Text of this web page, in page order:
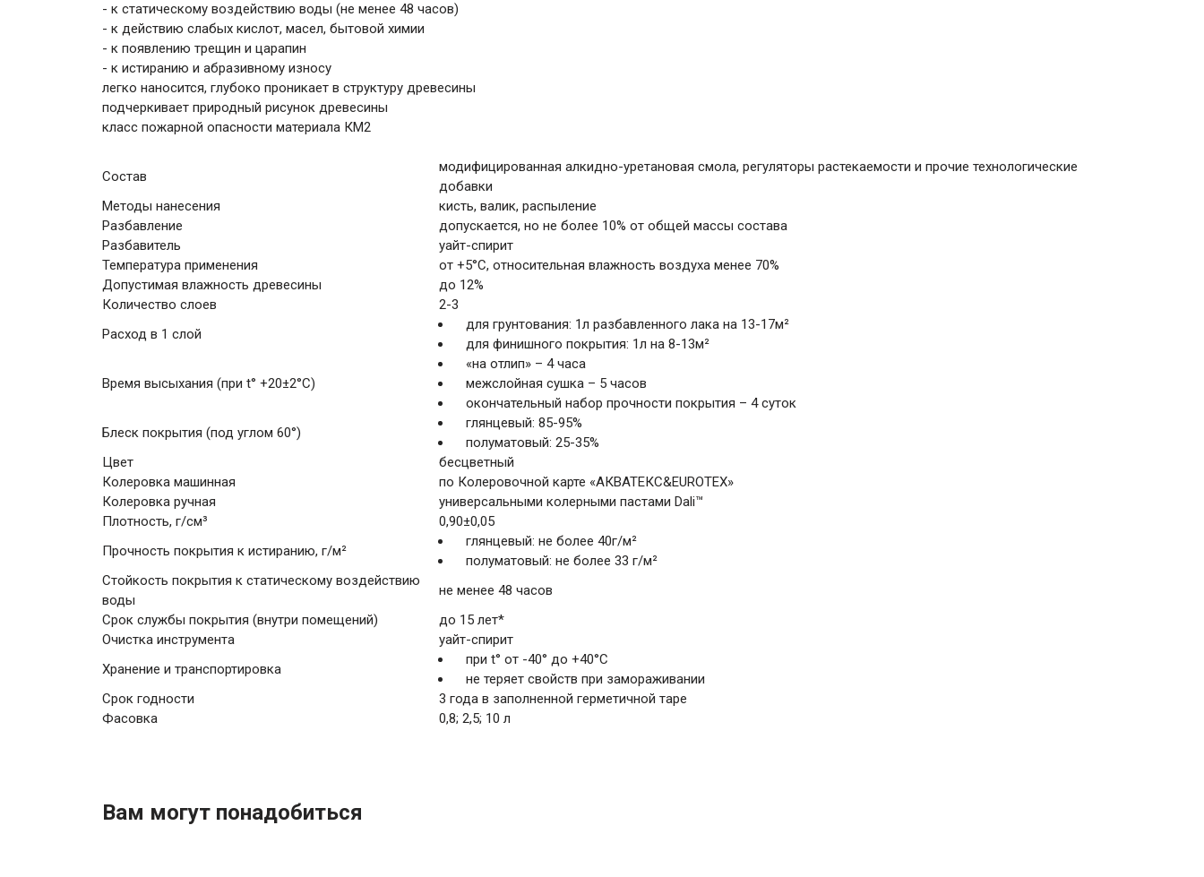
- к статическому воздействию воды (не менее 48 часов)
- к действию слабых кислот, масел, бытовой химии
- к появлению трещин и царапин
- к истиранию и абразивному износу
легко наносится, глубоко проникает в структуру древесины
подчеркивает природный рисунок древесины
класс пожарной опасности материала КМ2
Состав
модифицированная алкидно-уретановая смола, регуляторы растекаемости и прочие технологические
добавки
Методы нанесения
кисть, валик, распыление
Разбавление
допускается, но не более 10% от общей массы состава
Разбавитель
уайт-спирит
Температура применения
от +5°С, относительная влажность воздуха менее 70%
Допустимая влажность древесины
до 12%
Количество слоев
2-3
Расход в 1 слой
для грунтования: 1л разбавленного лака на 13-17м²
для финишного покрытия: 1л на 8-13м²
Время высыхания (при t° +20±2°C)
«на отлип» – 4 часа
межслойная сушка – 5 часов
окончательный набор прочности покрытия – 4 суток
Блеск покрытия (под углом 60°)
глянцевый: 85-95%
полуматовый: 25-35%
Цвет
бесцветный
Колеровка машинная
по Колеровочной карте «AКВАТЕКС&EUROTEX»
Колеровка ручная
универсальными колерными пастами Dali™
Плотность, г/см³
0,90±0,05
Прочность покрытия к истиранию, г/м²
глянцевый: не более 40г/м²
полуматовый: не более 33 г/м²
Стойкость покрытия к статическому воздействию
воды
не менее 48 часов
Срок службы покрытия (внутри помещений)
до 15 лет*
Очистка инструмента
уайт-спирит
Хранение и транспортировка
при t° от -40° до +40°С
не теряет свойств при замораживании
Срок годности
3 года в заполненной герметичной таре
Фасовка
0,8; 2,5; 10 л
Вам могут понадобиться